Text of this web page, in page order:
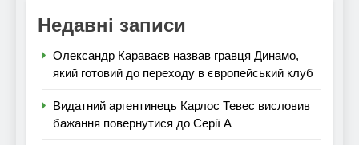
Недавні записи
Олександр Караваєв назвав гравця Динамо,
який готовий до переходу в європейський клуб
Видатний аргентинець Карлос Тевес висловив
бажання повернутися до Серії А